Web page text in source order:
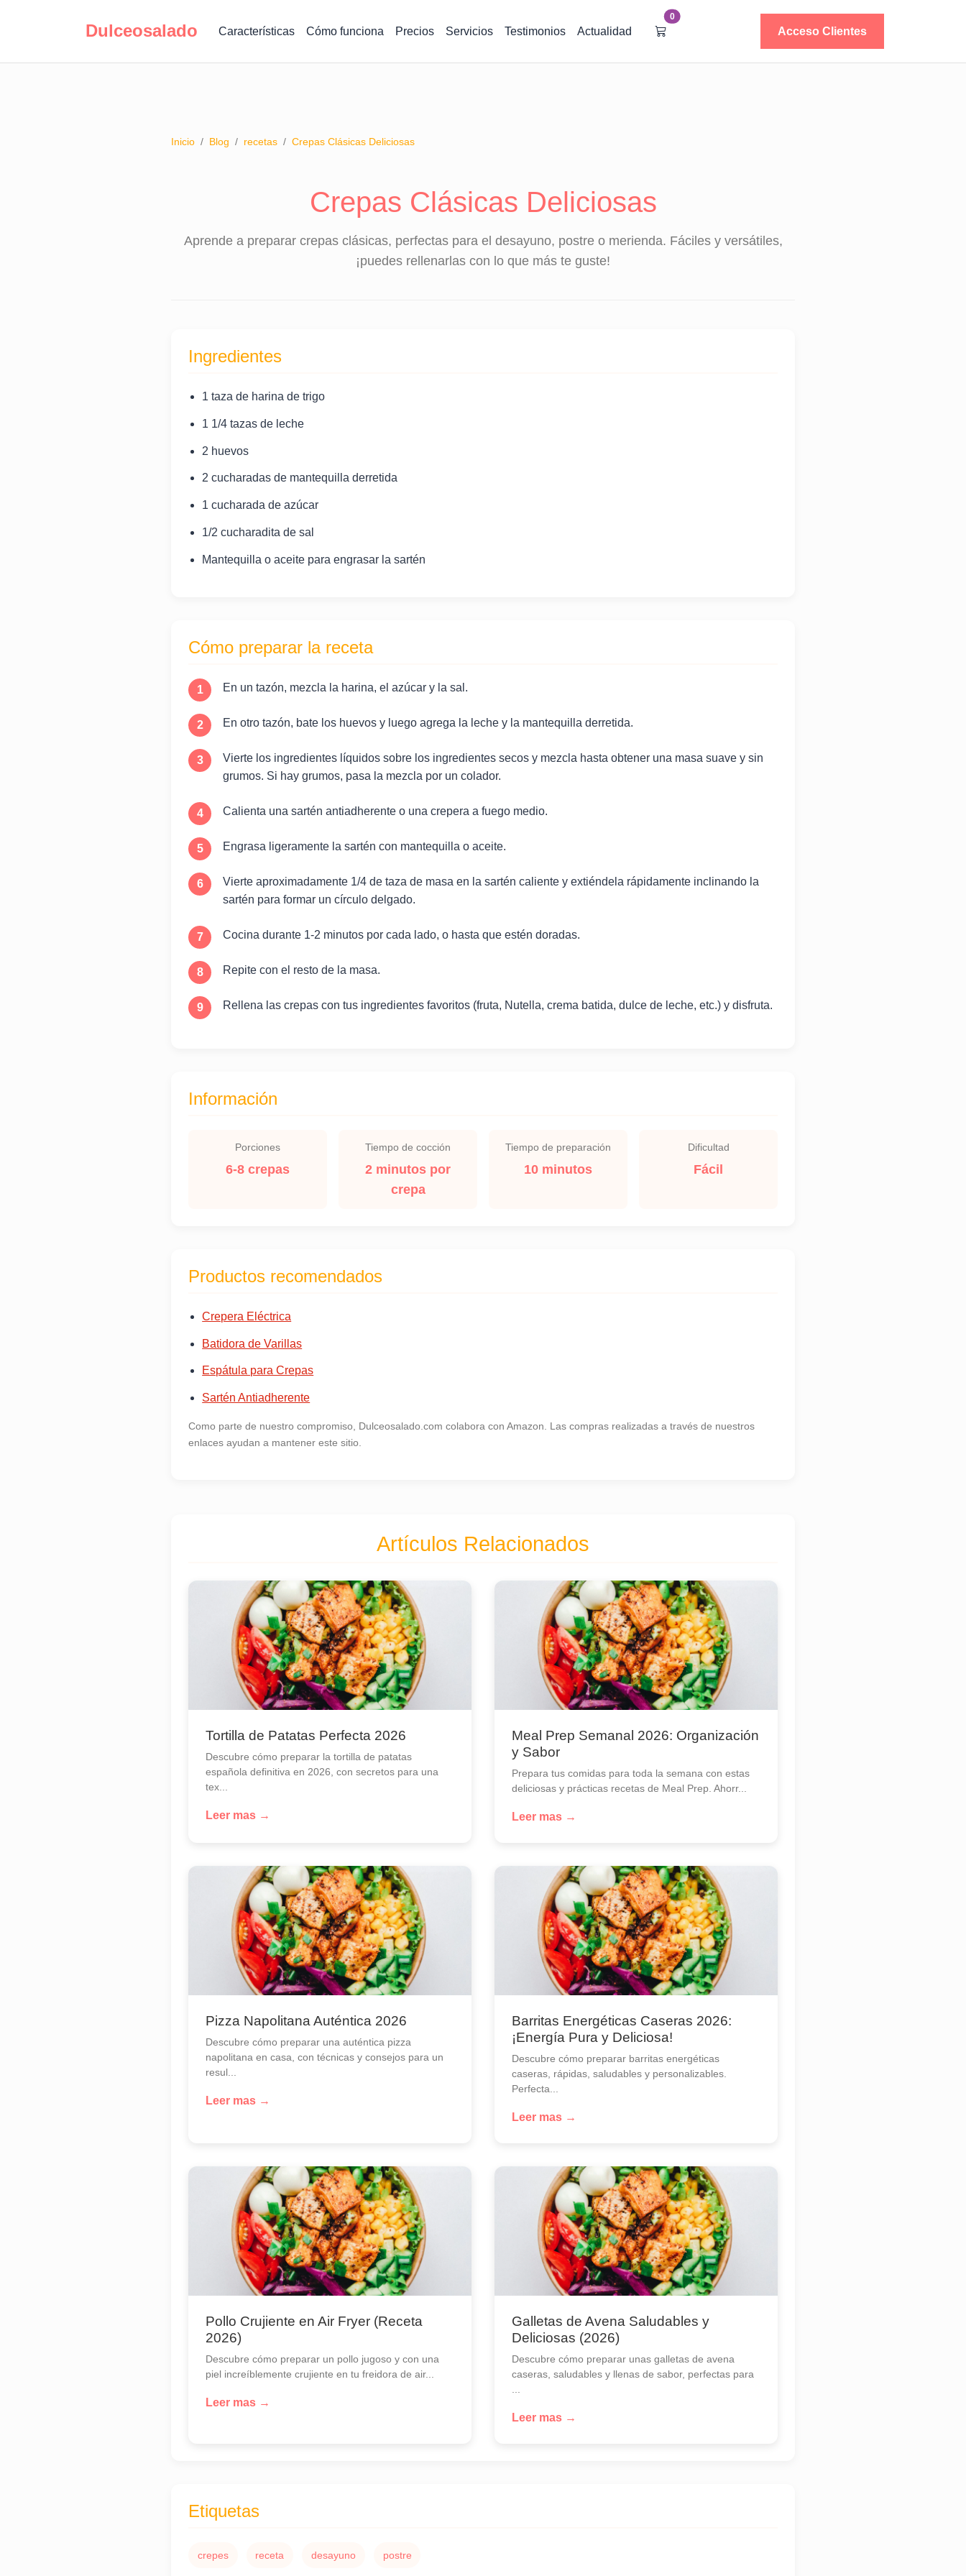
Dulceosalado Características Cómo funciona Precios Servicios Testimonios Actualidad
0
Acceso Clientes
Inicio / Blog / recetas / Crepas Clásicas Deliciosas
Crepas Clásicas Deliciosas
Aprende a preparar crepas clásicas, perfectas para el desayuno, postre o merienda. Fáciles y versátiles,
¡puedes rellenarlas con lo que más te guste!
Ingredientes
1 taza de harina de trigo
1 1/4 tazas de leche
2 huevos
2 cucharadas de mantequilla derretida
1 cucharada de azúcar
1/2 cucharadita de sal
Mantequilla o aceite para engrasar la sartén
Cómo preparar la receta
En un tazón, mezcla la harina, el azúcar y la sal.
En otro tazón, bate los huevos y luego agrega la leche y la mantequilla derretida.
Vierte los ingredientes líquidos sobre los ingredientes secos y mezcla hasta obtener una masa suave y sin
grumos. Si hay grumos, pasa la mezcla por un colador.
Calienta una sartén antiadherente o una crepera a fuego medio.
Engrasa ligeramente la sartén con mantequilla o aceite.
Vierte aproximadamente 1/4 de taza de masa en la sartén caliente y extiéndela rápidamente inclinando la
sartén para formar un círculo delgado.
Cocina durante 1-2 minutos por cada lado, o hasta que estén doradas.
Repite con el resto de la masa.
Rellena las crepas con tus ingredientes favoritos (fruta, Nutella, crema batida, dulce de leche, etc.) y disfruta.
Información
Porciones
6-8 crepas
Tiempo de cocción
2 minutos por
crepa
Tiempo de preparación
10 minutos
Dificultad
Fácil
Productos recomendados
Crepera Eléctrica
Batidora de Varillas
Espátula para Crepas
Sartén Antiadherente
Como parte de nuestro compromiso, Dulceosalado.com colabora con Amazon. Las compras realizadas a través de nuestros
enlaces ayudan a mantener este sitio.
Artículos Relacionados
Tortilla de Patatas Perfecta 2026
Descubre cómo preparar la tortilla de patatas
española definitiva en 2026, con secretos para una
tex...
Leer mas →
Meal Prep Semanal 2026: Organización
y Sabor
Prepara tus comidas para toda la semana con estas
deliciosas y prácticas recetas de Meal Prep. Ahorr...
Leer mas →
Pizza Napolitana Auténtica 2026
Descubre cómo preparar una auténtica pizza
napolitana en casa, con técnicas y consejos para un
resul...
Leer mas →
Barritas Energéticas Caseras 2026:
¡Energía Pura y Deliciosa!
Descubre cómo preparar barritas energéticas
caseras, rápidas, saludables y personalizables.
Perfecta...
Leer mas →
Pollo Crujiente en Air Fryer (Receta
2026)
Descubre cómo preparar un pollo jugoso y con una
piel increíblemente crujiente en tu freidora de air...
Leer mas →
Galletas de Avena Saludables y
Deliciosas (2026)
Descubre cómo preparar unas galletas de avena
caseras, saludables y llenas de sabor, perfectas para
Leer mas →
Etiquetas
crepes receta desayuno postre